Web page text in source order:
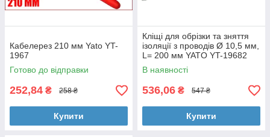
Кабелерез 210 мм Yato YT-
1967
Готово до відправки
252,84 ₴ 258 ₴
Купити
Кліщі для обрізки та зняття
ізоляції з проводів Ø 10,5 мм,
L= 200 мм YATO YT-19682
В наявності
536,06 ₴ 547 ₴
Купити